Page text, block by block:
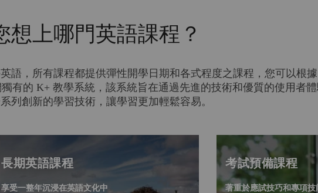
想上哪門英語課程？
語，所有課程都提供彈性開學日期和各式程度之課程，您可以根
有的 K+ 教學系統，該系統旨在通過先進的技術和優質的使用者
列創新的學習技術，讓學習更加輕鬆容易。
長期英語課程
享受一整年沉浸在英語文化中
考試預備課程
著重於應試技巧和專項